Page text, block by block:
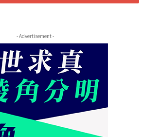
- Advertisement -